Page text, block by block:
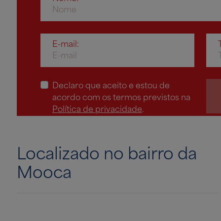
E-mail:
Declaro que aceito e estou de
acordo com os termos previstos na
Política de privacidade.
Localizado no bairro da
Mooca